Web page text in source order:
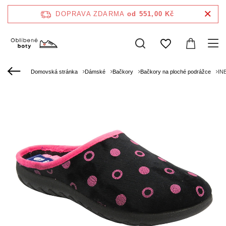
DOPRAVA ZDARMA od 551,00 Kč
Domovská stránka Dámské Bačkory Bačkory na ploché podrážce